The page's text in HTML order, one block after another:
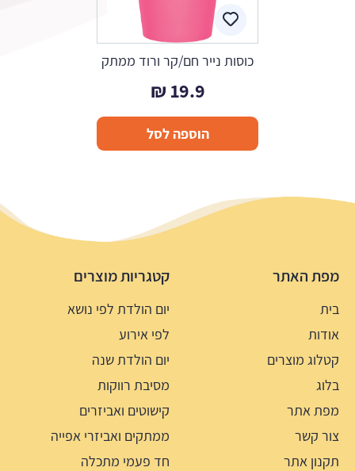
כוסות נייר חם/קר ורוד ממתק
19.9
₪
הוספה לסל
מפת האתר
בית
אודות
קטלוג מוצרים
בלוג
מפת אתר
צור קשר
תקנון אתר
קטגריות מוצרים
יום הולדת לפי נושא
לפי אירוע
יום הולדת שנה
מסיבת רווקות
קישוטים ואביזרים
ממתקים ואביזרי אפייה
חד פעמי מתכלה